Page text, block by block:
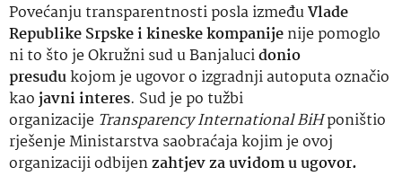
Povećanju transparentnosti posla izmeđuVlade
Republike Srpske i kineske kompanijenije pomoglo
ni to što je Okružni sud u Banjalucidonio
presudukojom je ugovor o izgradnji autoputa označio
kao javni interes. Sud je po tužbi
organizacije Transparency International BiHponištio
rješenje Ministarstva saobraćaja kojim je ovoj
organizaciji odbijenzahtjev za uvidom u ugovor.